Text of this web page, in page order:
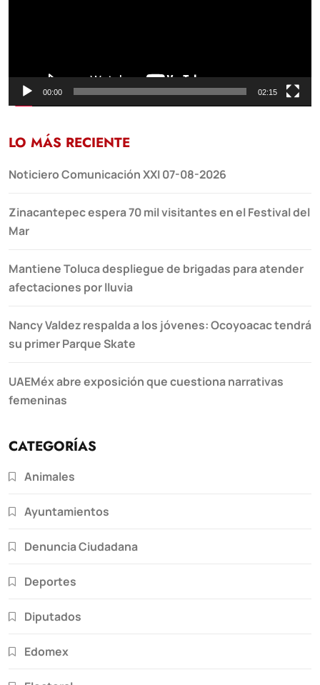
00:00 02:15
LO MÁS RECIENTE
Noticiero Comunicación XXI 07-08-2026
Zinacantepec espera 70 mil visitantes en el Festival del
Mar
Mantiene Toluca despliegue de brigadas para atender
afectaciones por lluvia
Nancy Valdez respalda a los jóvenes: Ocoyoacac tendrá
su primer Parque Skate
UAEMéx abre exposición que cuestiona narrativas
femeninas
CATEGORÍAS
Animales
Ayuntamientos
Denuncia Ciudadana
Deportes
Diputados
Edomex